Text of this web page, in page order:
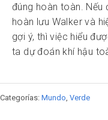
đúng hoàn toàn. Nếu
hoàn lưu Walker và
gợi ý, thì việc hiểu
ta dự đoán khí hậu
Categorías: Mundo Verde